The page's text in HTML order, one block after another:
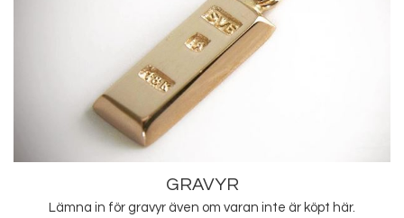
GRAVYR
Lämna in för gravyr även om varan inte är köpt här.